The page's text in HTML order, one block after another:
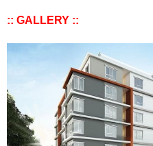
:: GALLERY ::